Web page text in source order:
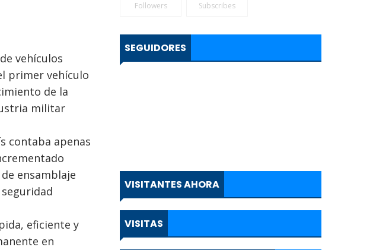
vehículos
primer vehículo
de la
militar
contaba apenas
ensamblaje
eficiente y
en
Followers Subscribes
SEGUIDORES
VISITANTES AHORA
VISITAS